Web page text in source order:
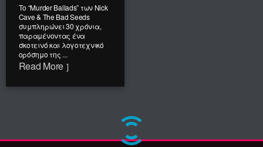
Το “Murder Ballads” των Nick
Cave & The Bad Seeds
συμπληρώνει 30 χρόνια,
παραμένοντας ένα
σκοτεινό και λογοτεχνικό
ορόσημο της ...
Read More